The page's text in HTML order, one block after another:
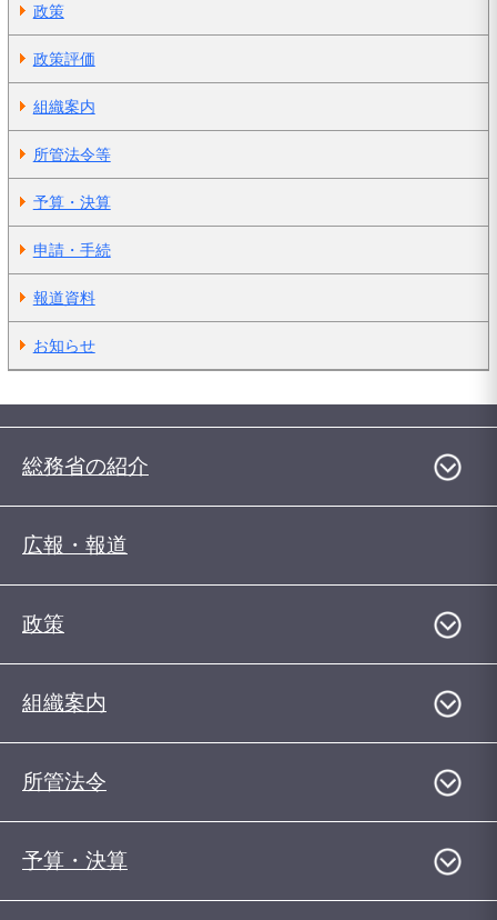
政策
政策評価
組織案内
所管法令等
予算・決算
申請・手続
報道資料
お知らせ
総務省の紹介
広報・報道
政策
組織案内
所管法令
予算・決算